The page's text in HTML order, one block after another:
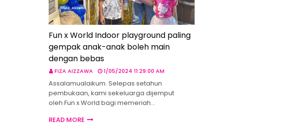
Fun x World Indoor playground paling
gempak anak-anak boleh main
dengan bebas
FIZA AIZZAWA 1/05/2024 11:29:00 AM
Assalamualaikum. Selepas setahun
pembukaan, kami sekeluarga dijemput
oleh Fun x World bagi memeriah…
READ MORE